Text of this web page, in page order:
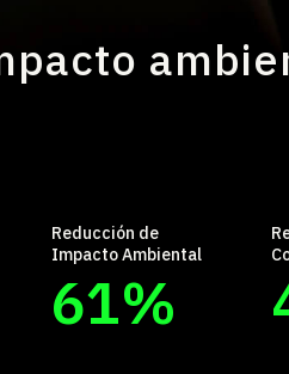
Reducción de
Impacto Ambiental
61%